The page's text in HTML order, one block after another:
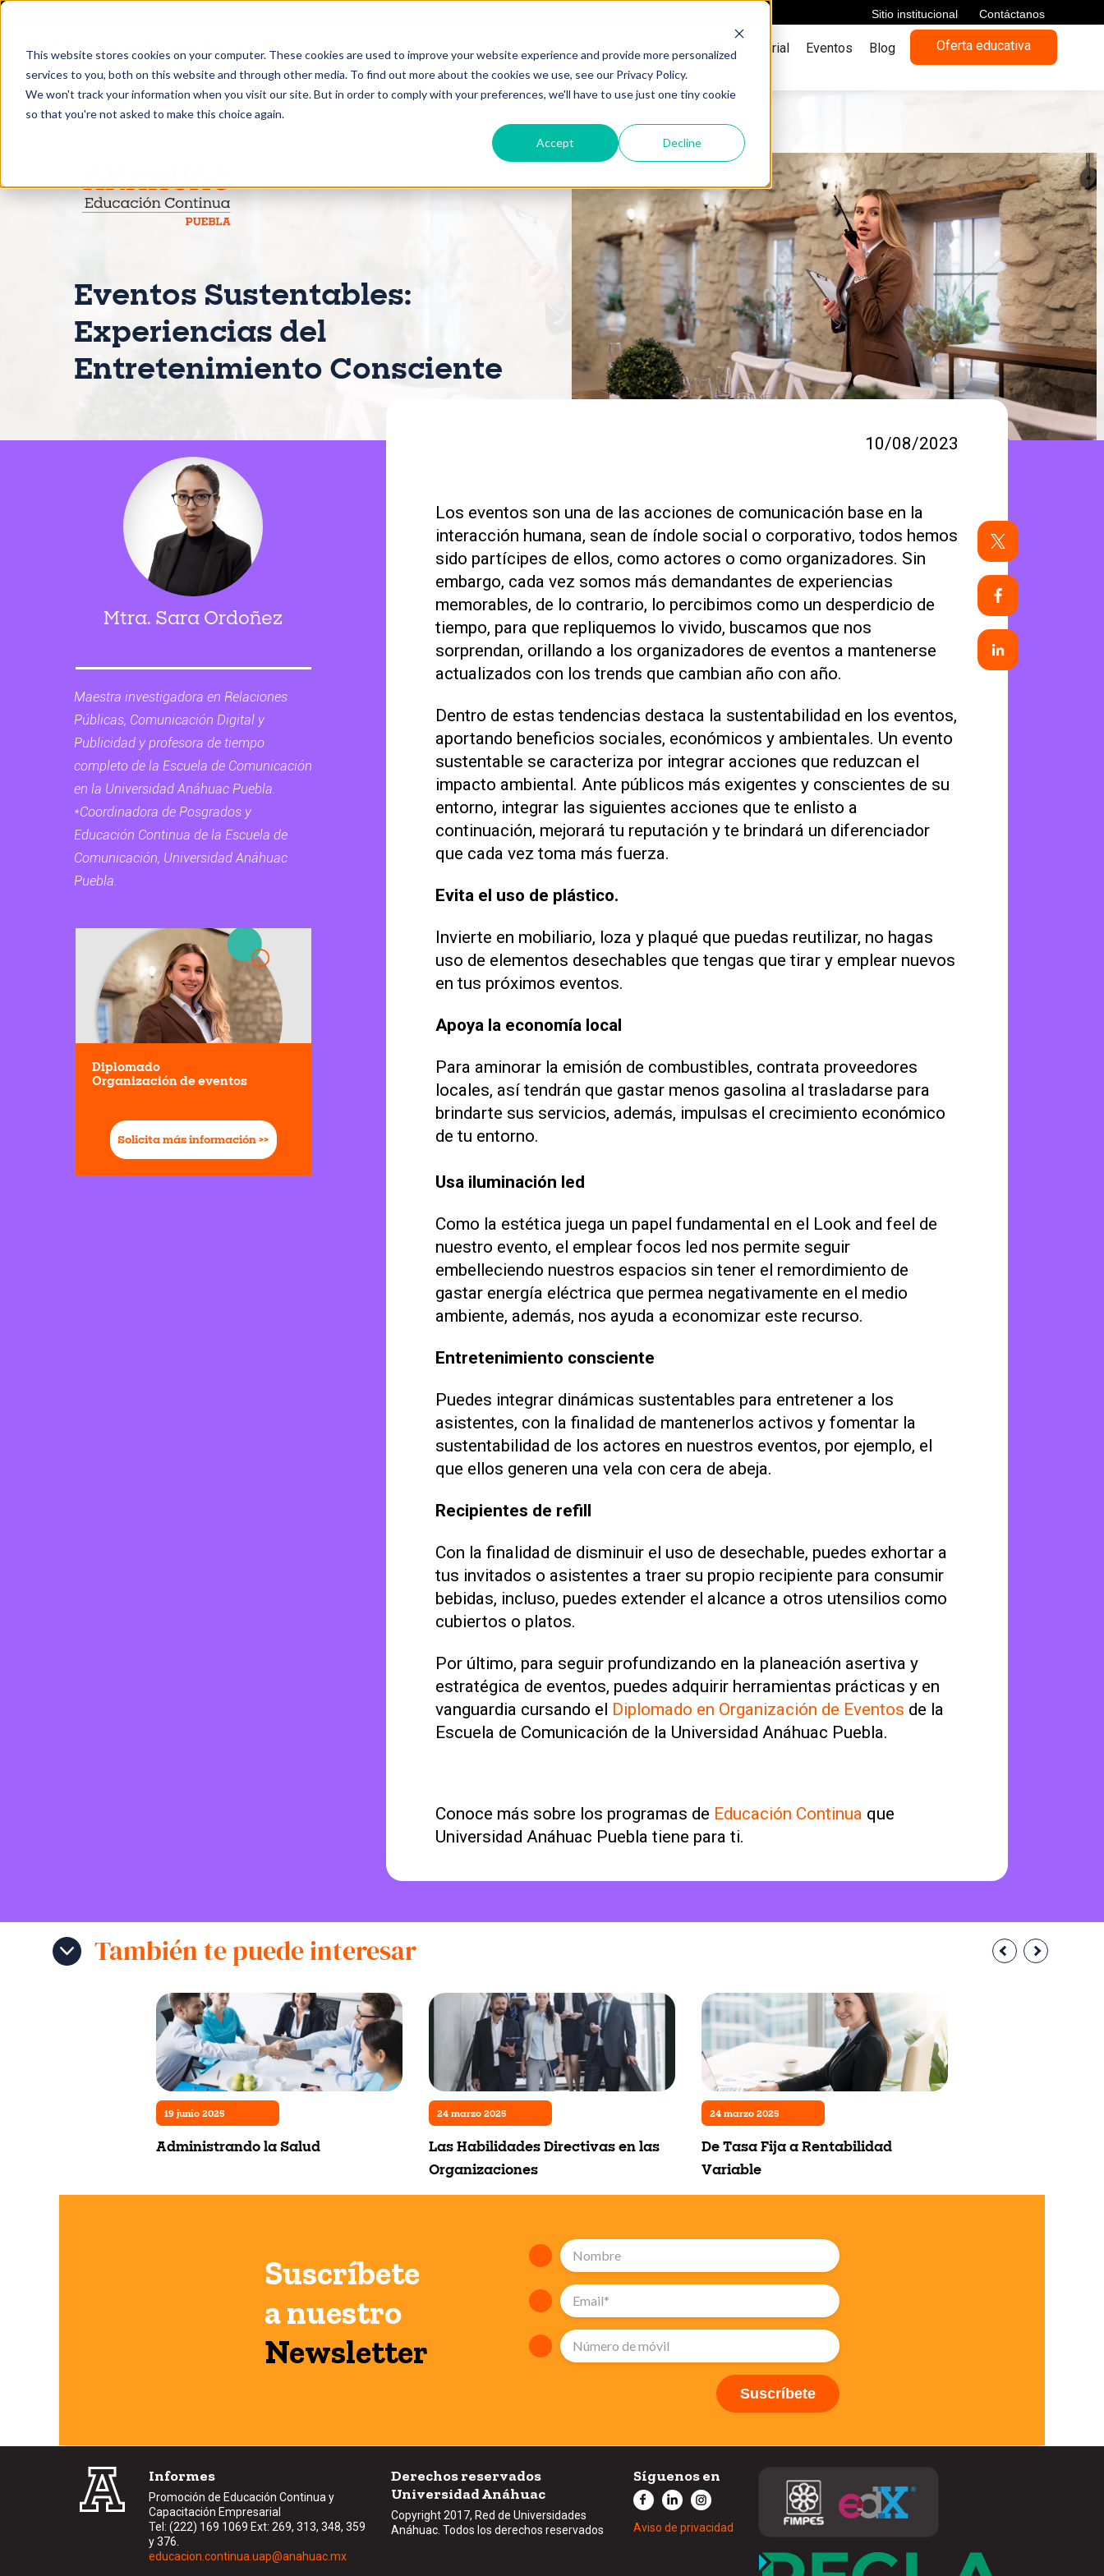
This website stores cookies on your computer. These cookies are used to improve your website experience and provide more personalized
services to you, both on this website and through other media. To find out more about the cookies we use, see our Privacy Policy.
We won't track your information when you visit our site. But in order to comply with your preferences, we'll have to use just one tiny cookie
so that you're not asked to make this choice again.
Accept Decline
Sitio institucional Contáctanos
Inicio Capacitación empresarial Eventos Blog Oferta educativa
Eventos Sustentables:
Experiencias del
Entretenimiento Consciente
Mtra. Sara Ordoñez
Maestra investigadora en Relaciones
Públicas, Comunicación Digital y
Publicidad y profesora de tiempo
completo de la Escuela de Comunicación
en la Universidad Anáhuac Puebla.
*Coordinadora de Posgrados y
Educación Continua de la Escuela de
Comunicación, Universidad Anáhuac
Puebla.
Diplomado
Organización de eventos
Solicita más información >>
10/08/2023
Los eventos son una de las acciones de comunicación base en la
interacción humana, sean de índole social o corporativo, todos hemos
sido partícipes de ellos, como actores o como organizadores. Sin
embargo, cada vez somos más demandantes de experiencias
memorables, de lo contrario, lo percibimos como un desperdicio de
tiempo, para que repliquemos lo vivido, buscamos que nos
sorprendan, orillando a los organizadores de eventos a mantenerse
actualizados con los trends que cambian año con año.
Dentro de estas tendencias destaca la sustentabilidad en los eventos,
aportando beneficios sociales, económicos y ambientales. Un evento
sustentable se caracteriza por integrar acciones que reduzcan el
impacto ambiental. Ante públicos más exigentes y conscientes de su
entorno, integrar las siguientes acciones que te enlisto a
continuación, mejorará tu reputación y te brindará un diferenciador
que cada vez toma más fuerza.
Evita el uso de plástico.
Invierte en mobiliario, loza y plaqué que puedas reutilizar, no hagas
uso de elementos desechables que tengas que tirar y emplear nuevos
en tus próximos eventos.
Apoya la economía local
Para aminorar la emisión de combustibles, contrata proveedores
locales, así tendrán que gastar menos gasolina al trasladarse para
brindarte sus servicios, además, impulsas el crecimiento económico
de tu entorno.
Usa iluminación led
Como la estética juega un papel fundamental en el Look and feel de
nuestro evento, el emplear focos led nos permite seguir
embelleciendo nuestros espacios sin tener el remordimiento de
gastar energía eléctrica que permea negativamente en el medio
ambiente, además, nos ayuda a economizar este recurso.
Entretenimiento consciente
Puedes integrar dinámicas sustentables para entretener a los
asistentes, con la finalidad de mantenerlos activos y fomentar la
sustentabilidad de los actores en nuestros eventos, por ejemplo, el
que ellos generen una vela con cera de abeja.
Recipientes de refill
Con la finalidad de disminuir el uso de desechable, puedes exhortar a
tus invitados o asistentes a traer su propio recipiente para consumir
bebidas, incluso, puedes extender el alcance a otros utensilios como
cubiertos o platos.
Por último, para seguir profundizando en la planeación asertiva y
estratégica de eventos, puedes adquirir herramientas prácticas y en
vanguardia cursando el Diplomado en Organización de Eventos de la
Escuela de Comunicación de la Universidad Anáhuac Puebla.
Conoce más sobre los programas de Educación Continua que
Universidad Anáhuac Puebla tiene para ti.
También te puede interesar
19 junio 2025
Administrando la Salud
24 marzo 2025
Las Habilidades Directivas en las
Organizaciones
24 marzo 2025
De Tasa Fija a Rentabilidad
Variable
Suscríbete
a nuestro
Newsletter
Informes
Promoción de Educación Continua y
Capacitación Empresarial
Tel: (222) 169 1069 Ext: 269, 313, 348, 359
y 376.
educacion.continua.uap@anahuac.mx
Derechos reservados
Universidad Anáhuac
Copyright 2017, Red de Universidades
Anáhuac. Todos los derechos reservados
Síguenos en
Aviso de privacidad